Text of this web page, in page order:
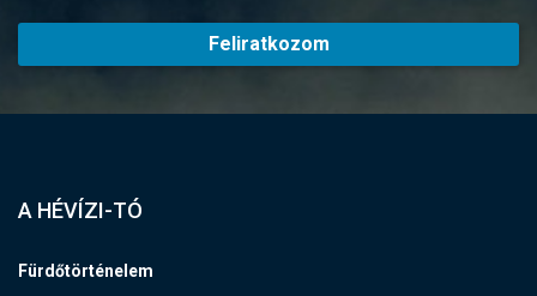
Feliratkozom
A HÉVÍZI-TÓ
Fürdőtörténelem